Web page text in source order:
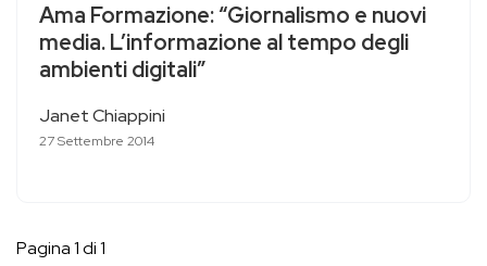
Ama Formazione: “Giornalismo e nuovi
media. L’informazione al tempo degli
ambienti digitali”
Janet Chiappini
27 Settembre 2014
Pagina 1 di 1